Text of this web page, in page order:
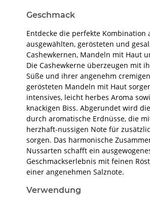
Geschmack
Entdecke die perfekte Kombination
ausgewählten, gerösteten und
Cashewkernen, Mandeln mit Haut
Die Cashewkerne überzeugen mit
Süße und ihrer angenehm
gerösteten Mandeln mit Haut
intensives, leicht herbes Aroma
knackigen Biss. Abgerundet wird
durch aromatische Erdnüsse, die
herzhaft-nussigen Note für
sorgen. Das harmonische
Nussarten schafft ein
Geschmackserlebnis mit feinen
einer angenehmen Salznote.
Verwendung